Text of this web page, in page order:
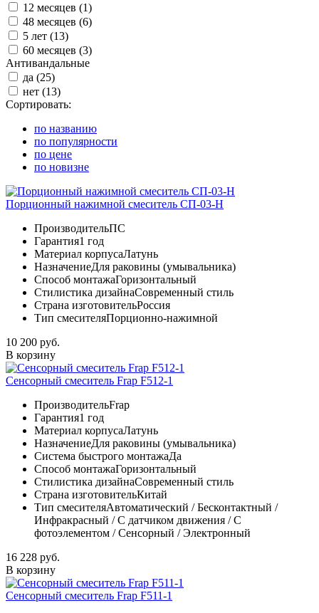
12 месяцев (1)
48 месяцев (6)
5 лет (13)
60 месяцев (3)
Антивандальные
да (25)
нет (13)
Сортировать:
по названию
по популярности
по цене
по новизне
Порционный нажимной смеситель СП-03-Н
ПроизводительПС
Гарантия1 год
Материал корпусаЛатунь
НазначениеДля раковины (умывальника)
Способ монтажаГоризонтальный
Стилистика дизайнаСовременный стиль
Страна изготовительРоссия
Тип смесителяПорционно-нажимной
10 200 руб.
В корзину
Сенсорный смеситель Frap F512-1
ПроизводительFrap
Гарантия1 год
Материал корпусаЛатунь
НазначениеДля раковины (умывальника)
Система быстрого монтажаДа
Способ монтажаГоризонтальный
Стилистика дизайнаСовременный стиль
Страна изготовительКитай
Тип смесителяАвтоматический / Бесконтактный /
Инфракрасный / С датчиком движения / С
фотоэлементом / Сенсорный / Электронный
16 228 руб.
В корзину
Сенсорный смеситель Frap F511-1